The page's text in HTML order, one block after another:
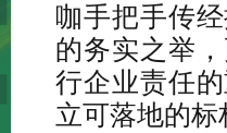
咖手把手传
的务实之举
行企业责任
立可落地的标